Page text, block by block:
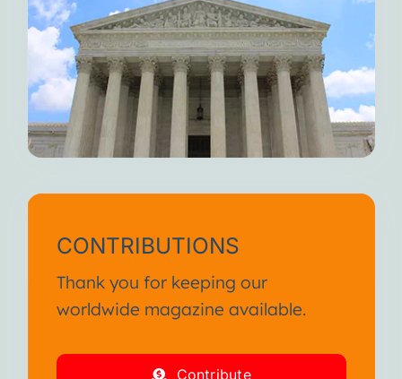
CONTRIBUTIONS
Thank you for keeping our
worldwide magazine available.
Contribute